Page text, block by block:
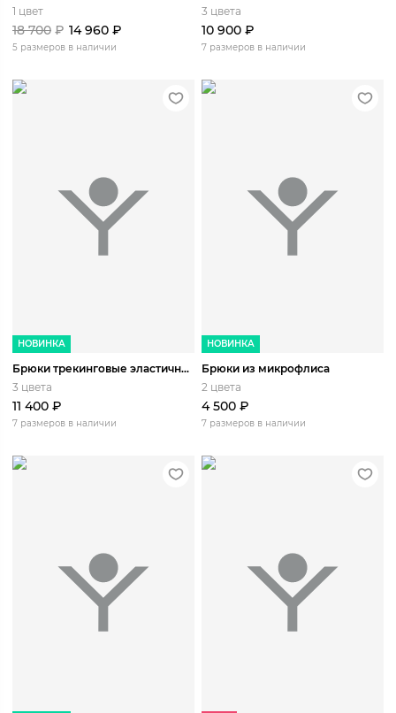
1 цвет
18 700 ₽ 14 960 ₽
5 размеров в наличии
3 цвета
10 900 ₽
7 размеров в наличии
НОВИНКА
Брюки трекинговые эластичные легкие
3 цвета
11 400 ₽
7 размеров в наличии
НОВИНКА
Брюки из микрофлиса
2 цвета
4 500 ₽
7 размеров в наличии